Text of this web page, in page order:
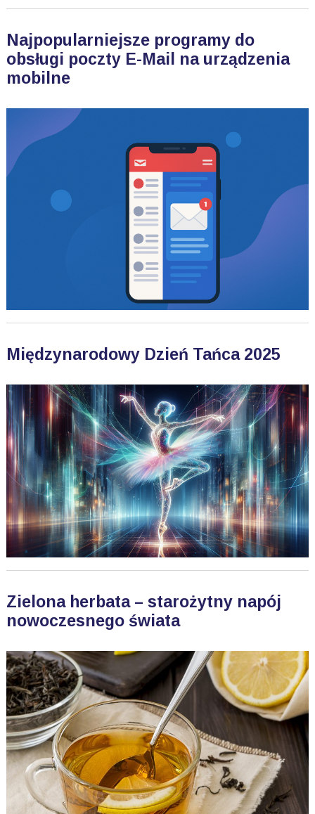
Najpopularniejsze programy do
obsługi poczty E-Mail na urządzenia
mobilne
Międzynarodowy Dzień Tańca 2025
Zielona herbata – starożytny napój
nowoczesnego świata